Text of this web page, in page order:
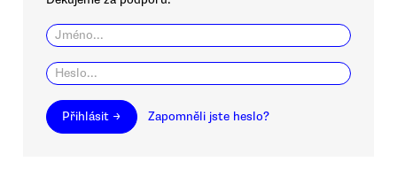
Přihlásit → Zapomněli jste heslo?